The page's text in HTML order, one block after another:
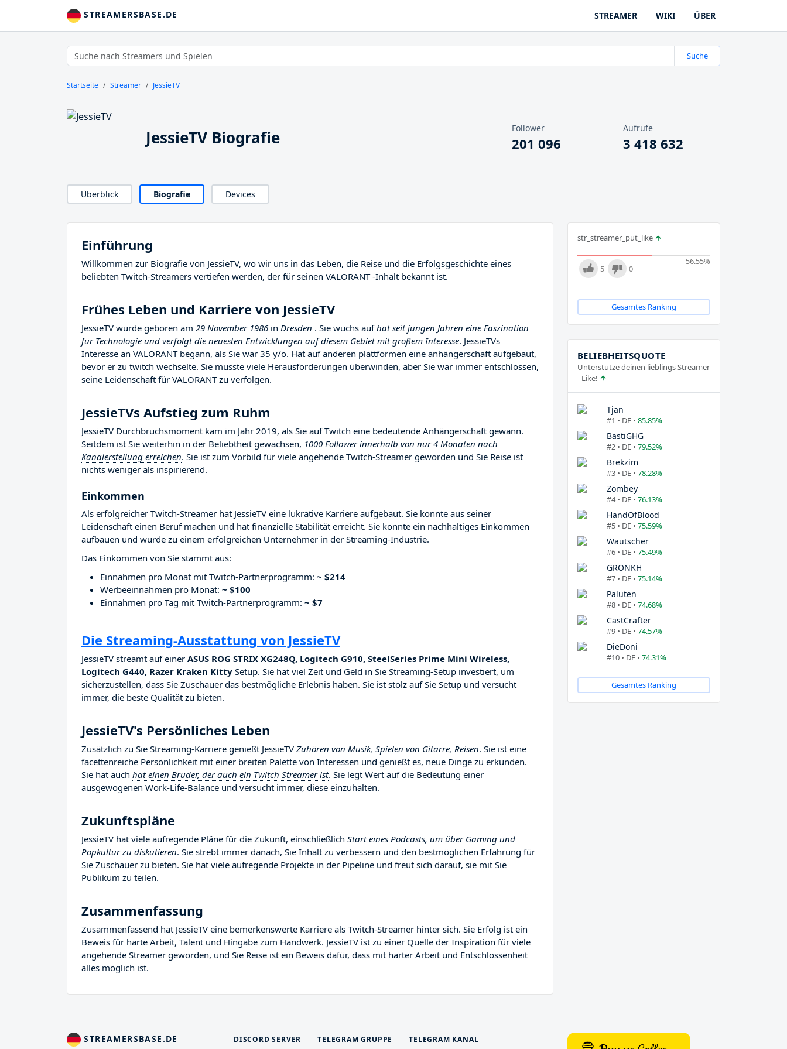
STREAMERSBASE.DE STREAMER WIKI ÜBER
Suche
Startseite Streamer JessieTV
JessieTV Biografie Follower
201 096
Aufrufe
3 418 632
Überblick Biografie Devices
Einführung
Willkommen zur Biografie von JessieTV, wo wir uns in das Leben, die Reise und die Erfolgsgeschichte eines
beliebten Twitch-Streamers vertiefen werden, der für seinen VALORANT -Inhalt bekannt ist.
Frühes Leben und Karriere von JessieTV
JessieTV wurde geboren am 29 November 1986 in Dresden . Sie wuchs aufhat seit jungen Jahren eine Faszination
für Technologie und verfolgt die neuesten Entwicklungen auf diesem Gebiet mit großem Interesse. JessieTVs
Interesse an VALORANT begann, als Sie war 35 y/o. Hat auf anderen plattformen eine anhängerschaft aufgebaut,
bevor er zu twitch wechselte. Sie musste viele Herausforderungen überwinden, aber Sie war immer entschlossen,
seine Leidenschaft für VALORANT zu verfolgen.
JessieTVs Aufstieg zum Ruhm
JessieTV Durchbruchsmoment kam im Jahr 2019, als Sie auf Twitch eine bedeutende Anhängerschaft gewann.
Seitdem ist Sie weiterhin in der Beliebtheit gewachsen, 1000 Follower innerhalb von nur 4 Monaten nach
Kanalerstellung erreichen. Sie ist zum Vorbild für viele angehende Twitch-Streamer geworden und Sie Reise ist
nichts weniger als inspirierend.
Einkommen
Als erfolgreicher Twitch-Streamer hat JessieTV eine lukrative Karriere aufgebaut. Sie konnte aus seiner
Leidenschaft einen Beruf machen und hat finanzielle Stabilität erreicht. Sie konnte ein nachhaltiges Einkommen
aufbauen und wurde zu einem erfolgreichen Unternehmer in der Streaming-Industrie.
Das Einkommen von Sie stammt aus:
Einnahmen pro Monat mit Twitch-Partnerprogramm: ~ $214
Werbeeinnahmen pro Monat: ~ $100
Einnahmen pro Tag mit Twitch-Partnerprogramm: ~ $7
Die Streaming-Ausstattung von JessieTV
JessieTV streamt auf einer ASUS ROG STRIX XG248Q, Logitech G910, SteelSeries Prime Mini Wireless,
Logitech G440, Razer Kraken Kitty Setup. Sie hat viel Zeit und Geld in Sie Streaming-Setup investiert, um
sicherzustellen, dass Sie Zuschauer das bestmögliche Erlebnis haben. Sie ist stolz auf Sie Setup und versucht
immer, die beste Qualität zu bieten.
JessieTV's Persönliches Leben
Zusätzlich zu Sie Streaming-Karriere genießt JessieTV Zuhören von Musik, Spielen von Gitarre, Reisen. Sie ist eine
facettenreiche Persönlichkeit mit einer breiten Palette von Interessen und genießt es, neue Dinge zu erkunden.
Sie hat auch hat einen Bruder, der auch ein Twitch Streamer ist. Sie legt Wert auf die Bedeutung einer
ausgewogenen Work-Life-Balance und versucht immer, diese einzuhalten.
Zukunftspläne
JessieTV hat viele aufregende Pläne für die Zukunft, einschließlich Start eines Podcasts, um über Gaming und
Popkultur zu diskutieren. Sie strebt immer danach, Sie Inhalt zu verbessern und den bestmöglichen Erfahrung für
Sie Zuschauer zu bieten. Sie hat viele aufregende Projekte in der Pipeline und freut sich darauf, sie mit Sie
Publikum zu teilen.
Zusammenfassung
Zusammenfassend hat JessieTV eine bemerkenswerte Karriere als Twitch-Streamer hinter sich. Sie Erfolg ist ein
Beweis für harte Arbeit, Talent und Hingabe zum Handwerk. JessieTV ist zu einer Quelle der Inspiration für viele
angehende Streamer geworden, und Sie Reise ist ein Beweis dafür, dass mit harter Arbeit und Entschlossenheit
alles möglich ist.
str_streamer_put_like
56.55%
5 0
Gesamtes Ranking
BELIEBHEITSQUOTE
Unterstütze deinen lieblings Streamer
- Like!
Tjan
#1 • DE • 85.85%
BastiGHG
#2 • DE • 79.52%
Brekzim
#3 • DE • 78.28%
Zombey
#4 • DE • 76.13%
HandOfBlood
#5 • DE • 75.59%
Wautscher
#6 • DE • 75.49%
GRONKH
#7 • DE • 75.14%
Paluten
#8 • DE • 74.68%
CastCrafter
#9 • DE • 74.57%
DieDoni
#10 • DE • 74.31%
Gesamtes Ranking
STREAMERSBASE.DE DISCORD SERVER TELEGRAM GRUPPE TELEGRAM KANAL